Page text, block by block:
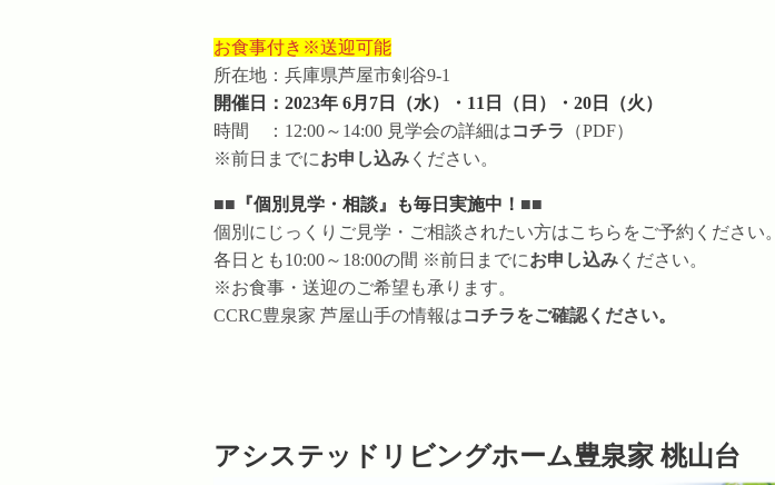
お食事付き※送迎可能
所在地：兵庫県芦屋市剣谷9-1
開催日：2023年 6月7日（水）・11日（日）・20日（火）
時間 ：12:00～14:00 見学会の詳細はコチラ
（PDF）
※前日までにお申し込み ください。
■■ 『個別見学・相談』も毎日実施中！ ■■
個別にじっくりご見学・ご相談されたい方はこちらをご予約ください。
各日とも10:00～18:00の間 ※前日までにお申し込み ください。
※お食事・送迎のご希望も承ります。
CCRC豊泉家 芦屋山手の情報はコチラをご確認ください。
アシステッドリビングホーム豊泉家 桃山台